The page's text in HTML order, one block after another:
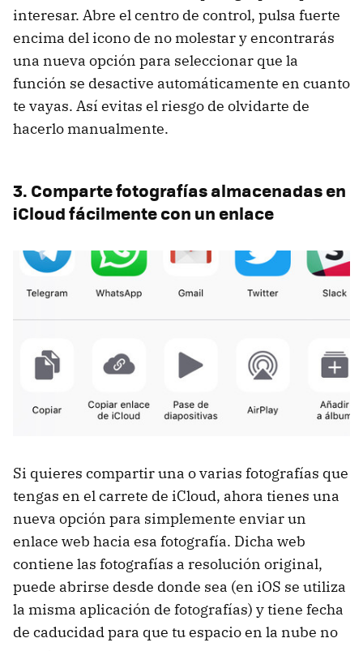
interesar. Abre el centro de control, pulsa fuerte
encima del icono de no molestar y encontrarás
una nueva opción para seleccionar que la
función se desactive automáticamente en cuanto
te vayas. Así evitas el riesgo de olvidarte de
hacerlo manualmente.
3. Comparte fotografías almacenadas en
iCloud fácilmente con un enlace
Si quieres compartir una o varias fotografías que
tengas en el carrete de iCloud, ahora tienes una
nueva opción para simplemente enviar un
enlace web hacia esa fotografía. Dicha web
contiene las fotografías a resolución original,
puede abrirse desde donde sea (en iOS se utiliza
la misma aplicación de fotografías) y tiene fecha
de caducidad para que tu espacio en la nube no